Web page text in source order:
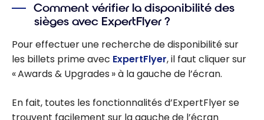
Comment vérifier la disponibilité des
sièges avec ExpertFlyer ?
Pour effectuer une recherche de disponibilité sur
les billets prime avec ExpertFlyer, il faut cliquer sur
« Awards & Upgrades » à la gauche de l’écran.
En fait, toutes les fonctionnalités d’ExpertFlyer se
trouvent facilement sur la gauche de l’écran